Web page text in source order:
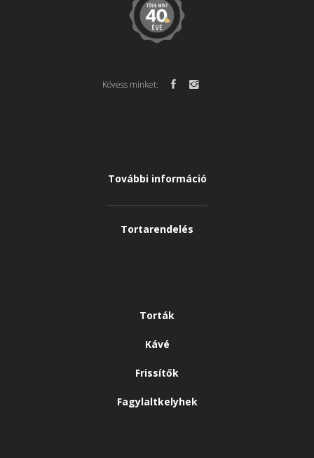
Kövess minket:
További információ
Tortarendelés
Torták
Kávé
Frissítők
Fagylaltkelyhek